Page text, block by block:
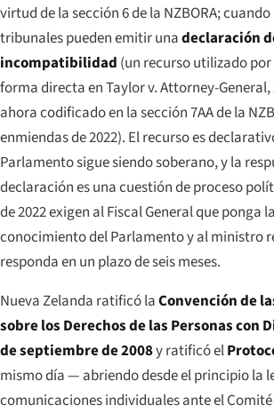
virtud de la sección 6 de la NZBORA;
tribunales pueden emitir unadeclaración
incompatibilidad (un recurso utilizado
forma directa enTaylor v. Attorney-General,
ahora codificado en la sección 7AA de la
enmiendas de 2022). El recurso es
Parlamento sigue siendo soberano, y la
declaración es una cuestión de proceso
de 2022 exigen al Fiscal General que ponga
conocimiento del Parlamento y al ministro
responda en un plazo de seis meses.
Nueva Zelanda ratificó laConvención de
sobre los Derechos de las Personas con
de septiembre de 2008y ratificó el
mismo día — abriendo desde el principio la
comunicaciones individuales ante el Comité